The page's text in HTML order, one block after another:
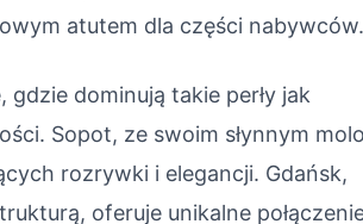
atutem dla części
dominują takie perły jak
Sopot, ze swoim słynnym
rozrywki i elegancji. Gdańsk,
oferuje unikalne